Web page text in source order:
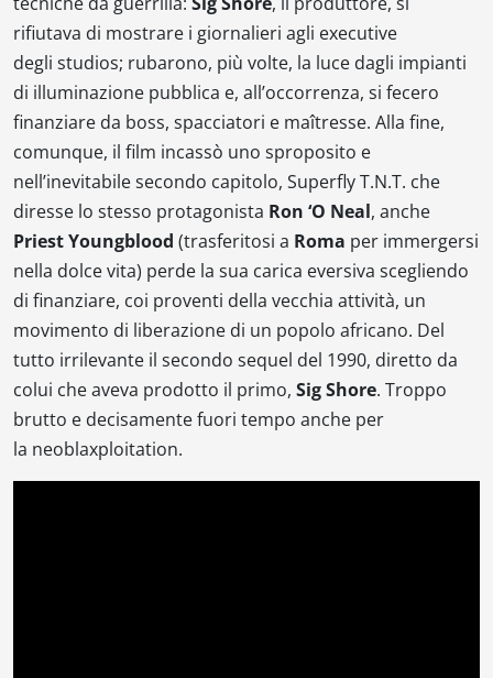
rifiutava di mostrare i giornalieri agli executive
degli studios; rubarono, più volte, la luce dagli impianti
di illuminazione pubblica e, all’occorrenza, si fecero
finanziare da boss, spacciatori e maîtresse. Alla fine,
comunque, il film incassò uno sproposito e
nell’inevitabile secondo capitolo, Superfly T.N.T. che
diresse lo stesso protagonista Ron ‘O Neal, anche
Priest Youngblood (trasferitosi a Roma per immergersi
nella dolce vita) perde la sua carica eversiva scegliendo
di finanziare, coi proventi della vecchia attività, un
movimento di liberazione di un popolo africano. Del
tutto irrilevante il secondo sequel del 1990, diretto da
colui che aveva prodotto il primo, Sig Shore. Troppo
brutto e decisamente fuori tempo anche per
la neoblaxploitation.